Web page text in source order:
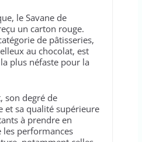
le Savane de
un carton rouge.
de pâtisseries,
au chocolat, est
plus néfaste pour la
son degré de
sa qualité supérieure
à prendre en
performances